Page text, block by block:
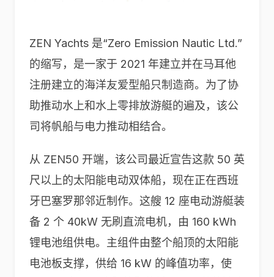
ZEN Yachts 是“Zero Emission Nautic Ltd.”
的缩写，是一家于 2021 年建立并在马耳他
注册建立的海洋友爱型船只制造商。为了协
助推动水上和水上零排放游艇的遍及，该公
司将帆船与电力推动相结合。
从 ZEN50 开端，该公司最近宣告这款 50 英
尺以上的太阳能电动双体船，现在正在西班
牙巴塞罗那邻近制作。这艘 12 座电动游艇装
备 2 个 40kW 无刷直流电机，由 160 kWh
锂电池组供电。主组件由整个船顶的太阳能
电池板支撑，供给 16 kW 的峰值功率，使